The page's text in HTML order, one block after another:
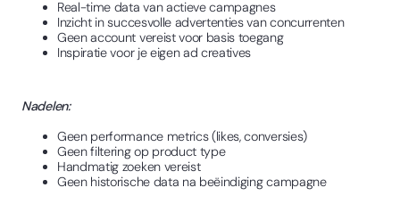
Real-time data van actieve campagnes
Inzicht in succesvolle advertenties van concurrenten
Geen account vereist voor basis toegang
Inspiratie voor je eigen ad creatives
Nadelen:
Geen performance metrics (likes, conversies)
Geen filtering op product type
Handmatig zoeken vereist
Geen historische data na beëindiging campagne